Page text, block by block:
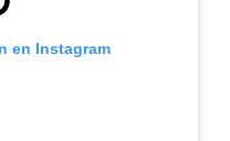
en Instagram